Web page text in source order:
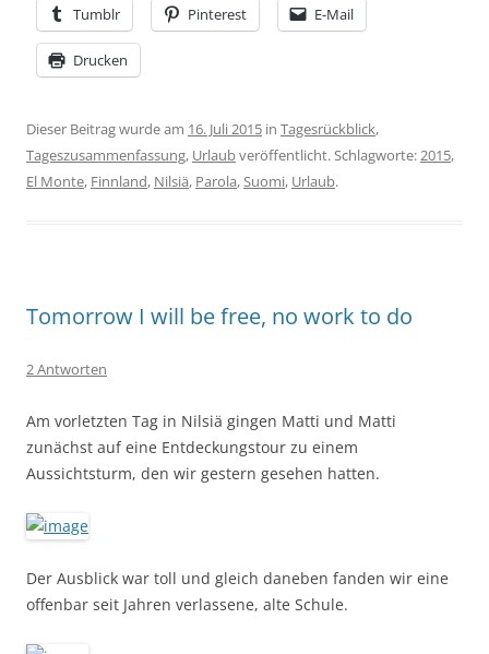
Tumblr Pinterest E-Mail
Drucken
Dieser Beitrag wurde am 16. Juli 2015 in Tagesrückblick,
Tageszusammenfassung, Urlaubveröffentlicht. Schlagworte:2015,
El Monte, Finnland, Nilsiä, Parola,Suomi, Urlaub.
Tomorrow I will be free, no work to do
2 Antworten
Am vorletzten Tag in Nilsiä gingen Matti und Matti
zunächst auf eine Entdeckungstour zu einem
Aussichtsturm, den wir gestern gesehen hatten.
Der Ausblick war toll und gleich daneben fanden wir eine
offenbar seit Jahren verlassene, alte Schule.